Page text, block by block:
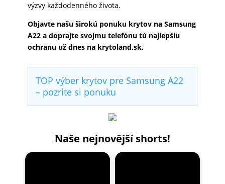
výzvy každodenného života.
Objavte našu širokú ponuku krytov na Samsung
A22 a doprajte svojmu telefónu tú najlepšiu
ochranu už dnes na krytoland.sk.
TOP výber krytov pre Samsung A22
– pozrite si ponuku
Naše nejnovější shorts!